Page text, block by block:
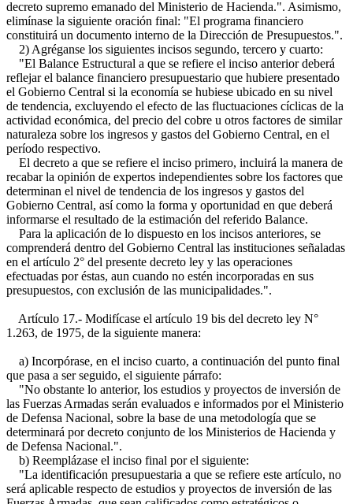
decreto supremo emanado del Ministerio de Hacienda.". Asimismo,
elimínase la siguiente oración final: "El programa financiero
constituirá un documento interno de la Dirección de Presupuestos.".
2) Agréganse los siguientes incisos segundo, tercero y cuarto:
"El Balance Estructural a que se refiere el inciso anterior deberá
reflejar el balance financiero presupuestario que hubiere presentado
el Gobierno Central si la economía se hubiese ubicado en su nivel
de tendencia, excluyendo el efecto de las fluctuaciones cíclicas de la
actividad económica, del precio del cobre u otros factores de similar
naturaleza sobre los ingresos y gastos del Gobierno Central, en el
período respectivo.
El decreto a que se refiere el inciso primero, incluirá la manera de
recabar la opinión de expertos independientes sobre los factores que
determinan el nivel de tendencia de los ingresos y gastos del
Gobierno Central, así como la forma y oportunidad en que deberá
informarse el resultado de la estimación del referido Balance.
Para la aplicación de lo dispuesto en los incisos anteriores, se
comprenderá dentro del Gobierno Central las instituciones señaladas
en el artículo 2° del presente decreto ley y las operaciones
efectuadas por éstas, aun cuando no estén incorporadas en sus
presupuestos, con exclusión de las municipalidades.".
Artículo 17.- Modifícase el artículo 19 bis del decreto ley N°
1.263, de 1975, de la siguiente manera:
a) Incorpórase, en el inciso cuarto, a continuación del punto final
que pasa a ser seguido, el siguiente párrafo:
"No obstante lo anterior, los estudios y proyectos de inversión de
las Fuerzas Armadas serán evaluados e informados por el Ministerio
de Defensa Nacional, sobre la base de una metodología que se
determinará por decreto conjunto de los Ministerios de Hacienda y
de Defensa Nacional.".
b) Reemplázase el inciso final por el siguiente:
"La identificación presupuestaria a que se refiere este artículo, no
será aplicable respecto de estudios y proyectos de inversión de las